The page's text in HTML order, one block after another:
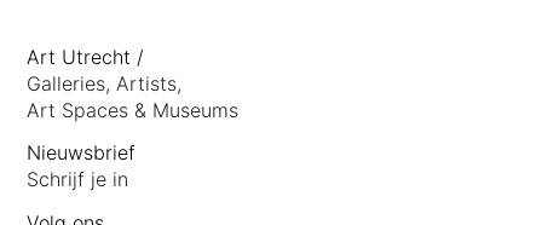
anchorArt Utrecht /
Galleries, Artists,
Art Spaces & Museums
Nieuwsbrief
Schrijf je in